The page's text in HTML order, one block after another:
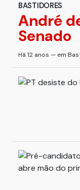
BASTIDORES
André
Senado
Há 12 anos — em